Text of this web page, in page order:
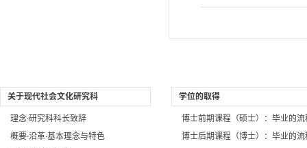
关于现代社会文化研究科
理念·研究科科长致辞
概要·沿革·基本理念与特色
学位的取得
博士前期课程（硕士）：毕业的流
博士后期课程（博士）：毕业的流